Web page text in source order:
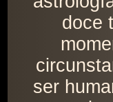
doce
ser